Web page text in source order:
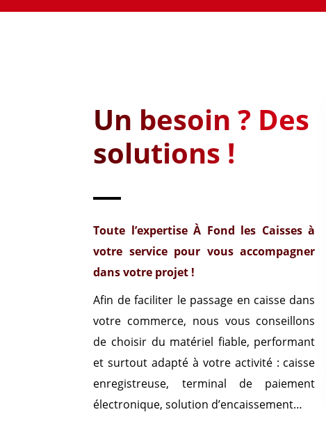
Un besoin ? Des
solutions !
Toute l’expertise À Fond les Caisses à
votre service pour vous accompagner
dans votre projet !
Afin de faciliter le passage en caisse dans
votre commerce, nous vous conseillons
de choisir du matériel fiable, performant
et surtout adapté à votre activité : caisse
enregistreuse, terminal de paiement
électronique, solution d’encaissement…